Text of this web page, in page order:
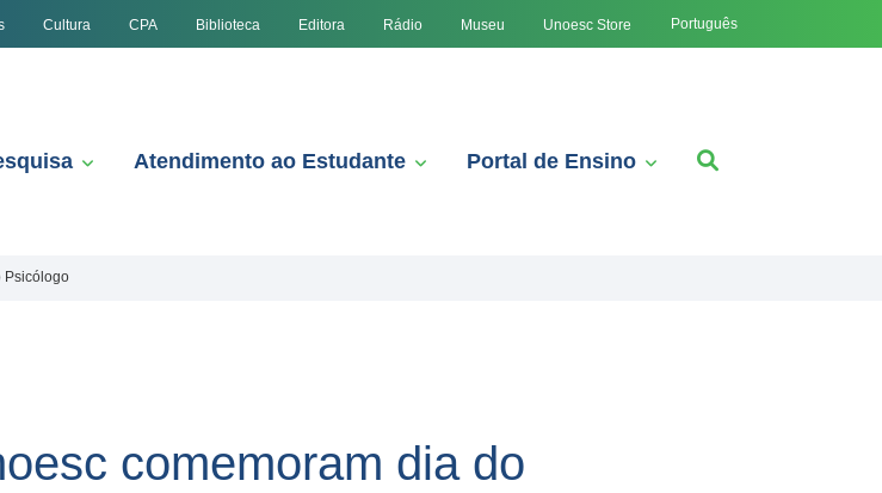
Cultura CPA Biblioteca Editora Rádio Museu Unoesc Store Português
Atendimento ao Estudante Portal de Ensino
Psicólogo
comemoram dia do